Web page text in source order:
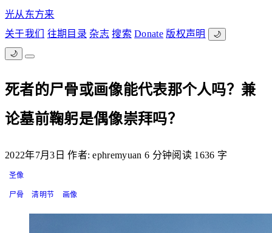
光从东方来
关于我们
往期目录 杂志 搜索 Donate 版权声明 🌙
🌙
死者的尸骨或画像能代表那个人吗？兼
论墓前鞠躬是偶像崇拜吗？
2022年7月3日 作者: ephremyuan 6 分钟阅读 1636 字
圣像
尸骨 清明节 画像